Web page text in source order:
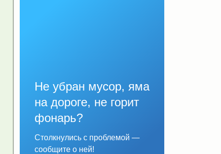
Не убран мусор, яма
на дороге, не горит
фонарь?
Столкнулись с проблемой —
сообщите о ней!